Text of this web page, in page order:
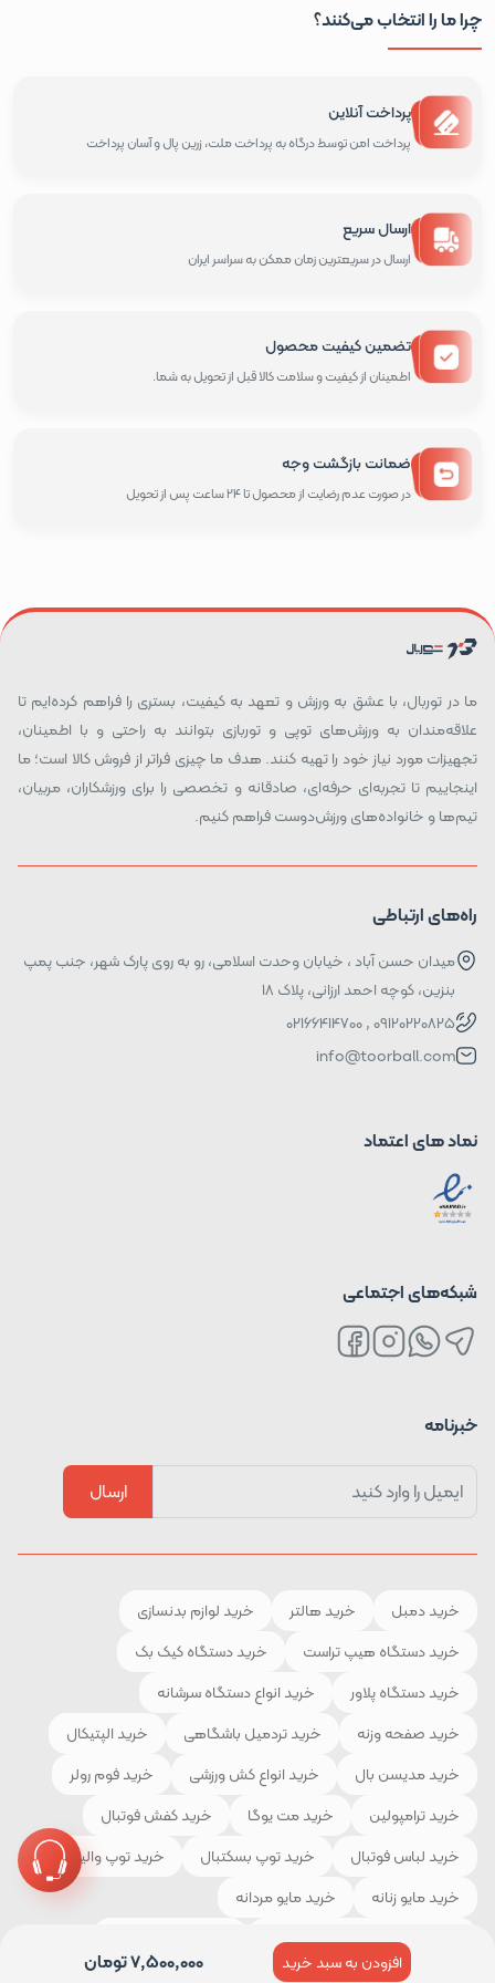
7,500,000تومان افزودن به سبد خرید
چرا ما را انتخاب می‌کنند؟
پرداخت آنلاین
پرداخت امن توسط درگاه به پرداخت ملت، زرین پال و آسان پرداخت
ارسال سریع
ارسال در سریعترین زمان ممکن به سراسر ایران
تضمین کیفیت محصول
اطمینان از کیفیت و سلامت کالا قبل از تحویل به شما.
ضمانت بازگشت وجه
در صورت عدم رضایت از محصول تا 24 ساعت پس از تحویل
ما در توربال، با عشق به ورزش و تعهد به کیفیت، بستری را فراهم کرده‌ایم تا
علاقه‌مندان به ورزش‌های توپی و توربازی بتوانند به راحتی و با اطمینان،
تجهیزات مورد نیاز خود را تهیه کنند. هدف ما چیزی فراتر از فروش کالا است؛ ما
اینجاییم تا تجربه‌ای حرفه‌ای، صادقانه و تخصصی را برای ورزشکاران، مربیان،
تیم‌ها و خانواده‌های ورزش‌دوست فراهم کنیم.
راه‌های ارتباطی
میدان حسن آباد ، خیابان وحدت اسلامی، رو به روی پارک شهر، جنب پمپ
بنزین، کوچه احمد ارزانی، پلاک ۱۸
09120220825 , 02166414700
info@toorball.com
نماد های اعتماد
شبکه‌های اجتماعی
خبرنامه
ارسال
خرید دمبل خرید هالتر
خرید لوازم بدنسازی
خرید دستگاه هیپ تراست
خرید دستگاه کیک بک
خرید دستگاه پلاور
خرید انواع دستگاه سرشانه
خرید صفحه وزنه
خرید تردمیل باشگاهی
خرید الپتیکال
خرید مدیسن بال
خرید انواع کش ورزشی
خرید فوم رولر
خرید ترامپولین
خرید مت یوگا
خرید کفش فوتبال
خرید لباس فوتبال
خرید توپ بسکتبال
خرید توپ والیبال
خرید مایو زنانه
خرید مایو مردانه
خرید لوازم و تجهیزات کوهنوردی